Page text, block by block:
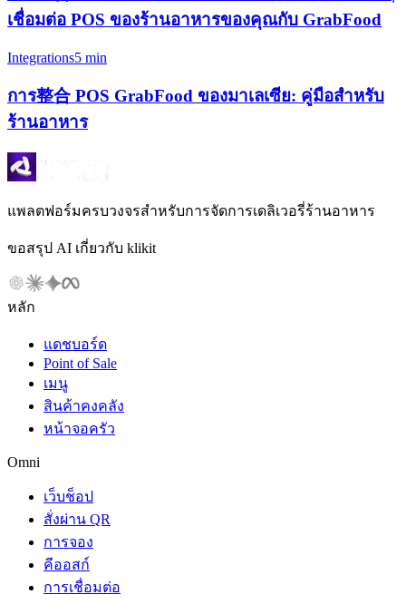
เชื่อมต่อ POS ของร้านอาหารของคุณกับ GrabFood
Integrations5 min
การ整合 POS GrabFood ของมาเลเซีย: คู่มือสำหรับ
ร้านอาหาร
แพลตฟอร์มครบวงจรสำหรับการจัดการเดลิเวอรี่ร้านอาหาร
ขอสรุป AI เกี่ยวกับ klikit
หลัก
แดชบอร์ด
Point of Sale
เมนู
สินค้าคงคลัง
หน้าจอครัว
Omni
เว็บช็อป
สั่งผ่าน QR
การจอง
คีออสก์
การเชื่อมต่อ